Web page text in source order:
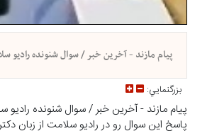
پیام مازند - آخرین خبر / سوال شنونده
بزرگنمايي:
پیام مازند - آخرین خبر / سوال شنونده
پاسخ این سوال رو در رادیو سلامت از